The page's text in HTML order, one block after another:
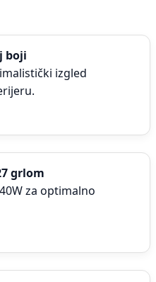
boji
izgled
grlom
za optimalno